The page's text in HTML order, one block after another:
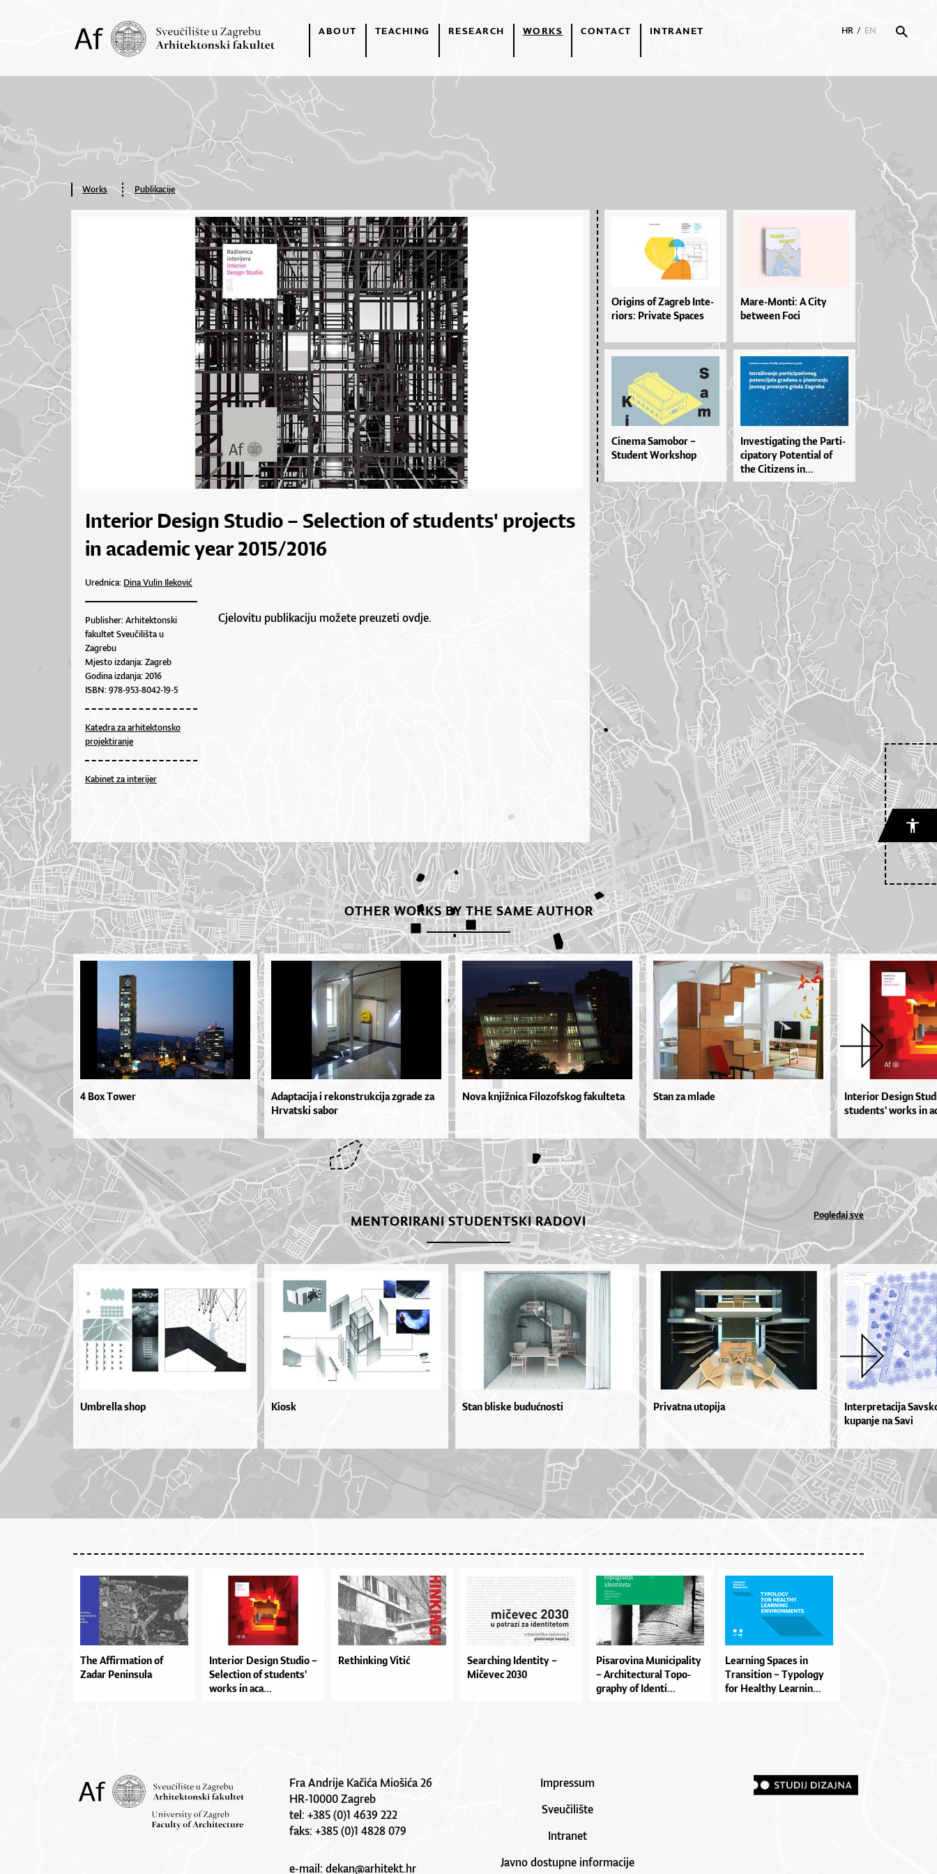
ABOUT TEACHING RESEARCH WORKS CONTACT INTRANET HR / EN
Works Publikacije
Interior Design Studio – Selection of students' projects
in academic year 2015/2016
Urednica: Dina Vulin Ileković
Publisher: Arhitektonski
fakultet Sveučilišta u
Zagrebu
Mjesto izdanja: Zagreb
Godina izdanja: 2016
ISBN: 978-953-8042-19-5
Katedra za arhitektonsko
projektiranje
Kabinet za interijer
Cjelovitu publikaciju možete preuzeti ovdje.
Ori­gi­ns of Za­greb In­te­
ri­or­s: Pri­va­te Spa­ces
Mare-Monti: A City
between Foci
Cinema Samobor –
Student Workshop
In­ves­ti­ga­ti­ng the Par­ti­
ci­pa­to­ry Po­ten­ti­al of
the Ci­ti­ze­ns in...
OTHER WORKS BY THE SAME AUTHOR
4 Box Tower
Adaptacija i rekonstrukcija zgrade za
Hrvatski sabor
Nova knjižnica Filozofskog fakulteta Stan za mlade
Interior Design
students' works in
MENTORIRANI STUDENTSKI RADOVI Pogledaj sve
Umbrella shop Kiosk Stan bliske budućnosti Privatna utopija
Interpretacija
kupanje na Savi
The Affirmation of
Zadar Peninsula
In­te­ri­or De­si­gn Stu­dio –
Se­le­cti­on of stu­den­ts'
wor­ks in aca...
Rethinking Vitić
Searching Identity –
Mičevec 2030
Pi­sa­ro­vi­na Mu­ni­ci­pa­li­ty
– Ar­chi­te­ctu­ral To­po­
grap­hy of Iden­ti...
Le­ar­ni­ng Spa­ces in
Tran­si­ti­on – Typo­lo­gy
for He­al­thy Le­ar­nin...
Fra Andrije Kačića Miošića 26
HR-10000 Zagreb
tel: +385 (0)1 4639 222
faks: +385 (0)1 4828 079
e-mail:dekan@arhitekt.hr
Impressum
Sveučilište
Intranet
Javno dostupne informacije